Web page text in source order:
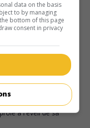
Alberto Lattuada
à l'éveil de sa
data on the basis
to by managing
bottom of this page
consent in privacy